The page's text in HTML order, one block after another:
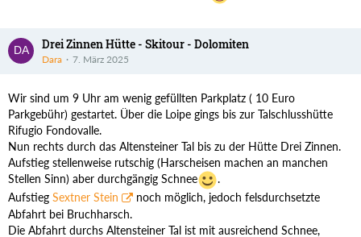
Drei Zinnen Hütte - Skitour - Dolomiten
Dara 7. März 2025
Wir sind um 9 Uhr am wenig gefüllten Parkplatz ( 10 Euro
Parkgebühr) gestartet. Über die Loipe gings bis zur Talschlusshütte
Rifugio Fondovalle.
Nun rechts durch das Altensteiner Tal bis zu der Hütte Drei Zinnen.
Aufstieg stellenweise rutschig (Harscheisen machen an manchen
Stellen Sinn) aber durchgängig Schnee
.
Aufstieg Sextner Stein
noch möglich, jedoch felsdurchsetzte
Abfahrt bei Bruchharsch.
Die Abfahrt durchs Altensteiner Tal ist mit ausreichend Schnee,